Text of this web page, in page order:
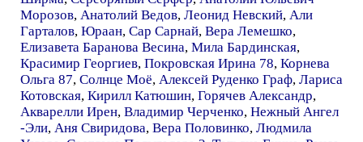
Морозов, Анатолий Ведов, Леонид Невский, Али
Гарталов, Юраан, Сар Сарнай, Вера Лемешко,
Елизавета Баранова Весина, Мила Бардинская,
Красимир Георгиев, Покровская Ирина 78, Корнева
Ольга 87, Солнце Моё, Алексей Руденко Граф, Лариса
Котовская, Кирилл Катюшин, Горячев Александр,
Акварелли Ирен, Владимир Черченко, Нежный Ангел
-Эли, Аня Свиридова, Вера Половинко, Людмила